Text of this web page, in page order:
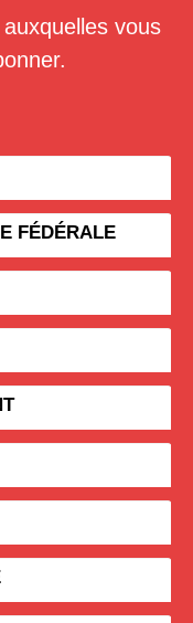
vous
FÉDÉRALE